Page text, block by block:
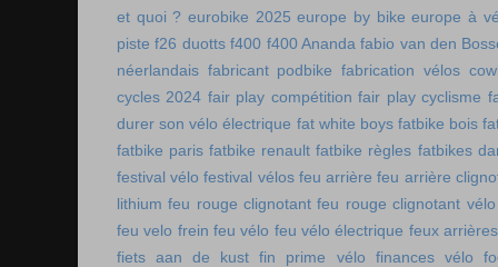
et quoi ? eurobike 2025 europe by bike europe à
piste f26 duotts f400 f400 Ananda fabio van den
néerlandais fabricant podbike fabrication vélos
cycles 2024 fair play compétition fair play cyclisme
durer son vélo électrique fat white boys fatbike bois
fatbike paris fatbike renault fatbike règles fatbikes
festival vélo festival vélos feu arrière feu arrière
lithium feu rouge clignotant feu rouge clignotant vélo
feu velo frein feu vélo feu vélo électrique feux
fiets aan de kust fin prime vélo finances vélo